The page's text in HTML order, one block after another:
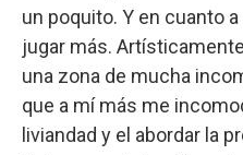
un poquito. Y en cuanto
jugar más.
una zona de mucha
que a mí más me
liviandad y el abordar la